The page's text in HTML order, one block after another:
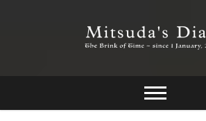
Mitsuda's